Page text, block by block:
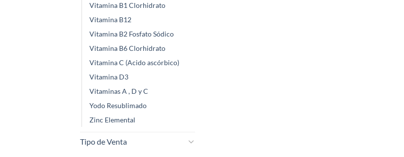
Vitamina B1 Clorhidrato
Vitamina B12
Vitamina B2 Fosfato Sódico
Vitamina B6 Clorhidrato
Vitamina C (Acido ascórbico)
Vitamina D3
Vitaminas A , D y C
Yodo Resublimado
Zinc Elemental
Tipo de Venta